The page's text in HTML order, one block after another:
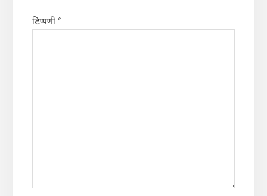
टिप्पणी *